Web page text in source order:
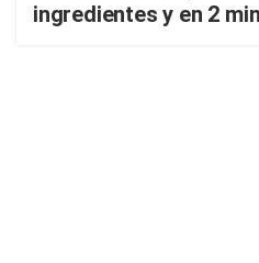
ingredientes y en 2